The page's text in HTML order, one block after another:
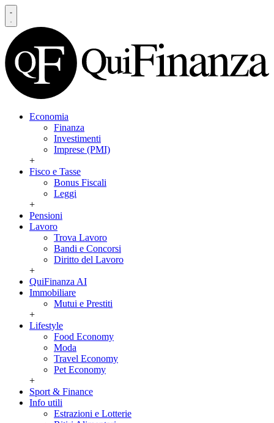
Economia
Finanza
Investimenti
Imprese (PMI)
+
Fisco e Tasse
Bonus Fiscali
Leggi
+
Pensioni
Lavoro
Trova Lavoro
Bandi e Concorsi
Diritto del Lavoro
+
QuiFinanza AI
Immobiliare
Mutui e Prestiti
+
Lifestyle
Food Economy
Moda
Travel Economy
Pet Economy
+
Sport & Finance
Info utili
Estrazioni e Lotterie